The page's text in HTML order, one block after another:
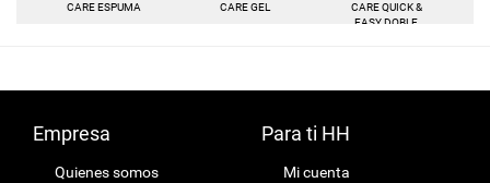
CARE ESPUMA
CARE GEL
CARE QUICK &
EASY DOBLE
Empresa
Quienes somos
Para ti HH
Mi cuenta